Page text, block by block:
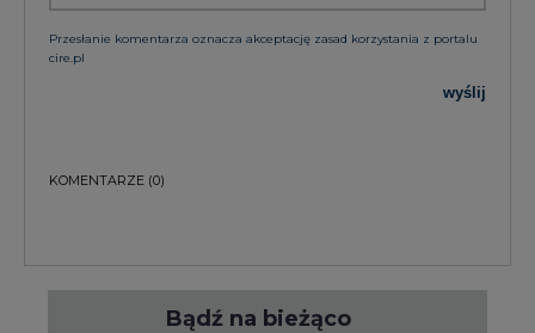
Przesłanie komentarza oznacza akceptację zasad korzystania z portalu
cire.pl
wyślij
KOMENTARZE (0)
Bądź na bieżąco